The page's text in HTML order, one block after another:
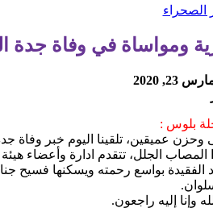
الصحراء
ومواساة في وفاة
23, 2020
بلوس :
وحزن عميقين، تلقينا اليوم خبر
المصاب الجلل، تتقدم ادارة وأعضاء
الفقيدة بواسع رحمته ويسكنها فسيح
وإنا إليه راجعون.